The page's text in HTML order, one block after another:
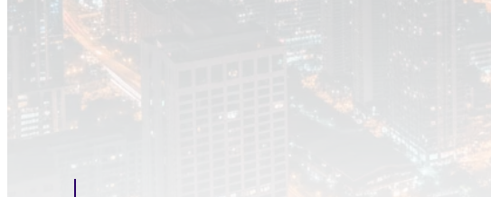
Um YouTube-Inhalte und Thumbnails anzuzeigen, benötigen wir
deine Zustimmung zu Medien-Cookies.
COOKIE-EINSTELLUNGEN ÖFFNEN